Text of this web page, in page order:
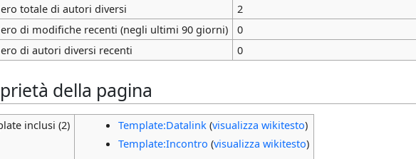
totale di autori diversi
2
di modifiche recenti (negli ultimi 90 giorni)
0
di autori diversi recenti
0
della pagina
inclusi (2) Template:Datalink(visualizza wikitesto)
Template:Incontro (visualizza wikitesto)